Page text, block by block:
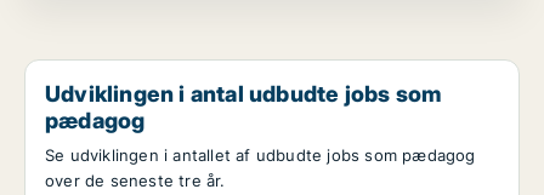
Udviklingen i antal udbudte jobs som
pædagog
Se udviklingen i antallet af udbudte jobs som pædagog
over de seneste tre år.